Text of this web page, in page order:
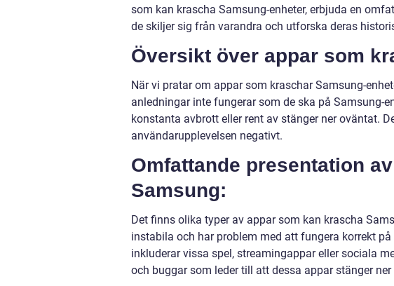
som kan krascha Samsung-enheter, erbjuda en
de skiljer sig från varandra och utforska deras
Översikt över appar som
När vi pratar om appar som kraschar Samsung-
anledningar inte fungerar som de ska på Samsung-
konstanta avbrott eller rent av stänger ner oväntat.
användarupplevelsen negativt.
Omfattande presentation
Samsung:
Det finns olika typer av appar som kan krascha
instabila och har problem med att fungera korrekt
inkluderar vissa spel, streamingappar eller sociala
och buggar som leder till att dessa appar stänger